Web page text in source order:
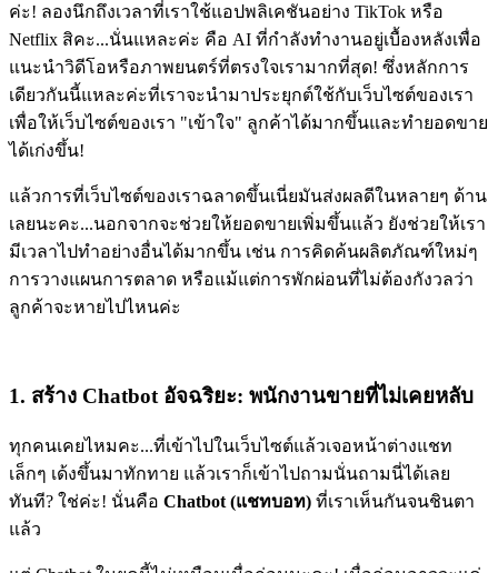
ค่ะ! ลองนึกถึงเวลาที่เราใช้แอปพลิเคชันอย่าง TikTok หรือ
Netflix สิคะ...นั่นแหละค่ะ คือ AI ที่กำลังทำงานอยู่เบื้องหลังเพื่อ
แนะนำวิดีโอหรือภาพยนตร์ที่ตรงใจเรามากที่สุด! ซึ่งหลักการ
เดียวกันนี้แหละค่ะที่เราจะนำมาประยุกต์ใช้กับเว็บไซต์ของเรา
เพื่อให้เว็บไซต์ของเรา "เข้าใจ" ลูกค้าได้มากขึ้นและทำยอดขาย
ได้เก่งขึ้น!
แล้วการที่เว็บไซต์ของเราฉลาดขึ้นเนี่ยมันส่งผลดีในหลายๆ ด้าน
เลยนะคะ...นอกจากจะช่วยให้ยอดขายเพิ่มขึ้นแล้ว ยังช่วยให้เรา
มีเวลาไปทำอย่างอื่นได้มากขึ้น เช่น การคิดค้นผลิตภัณฑ์ใหม่ๆ
การวางแผนการตลาด หรือแม้แต่การพักผ่อนที่ไม่ต้องกังวลว่า
ลูกค้าจะหายไปไหนค่ะ
1. สร้าง Chatbot อัจฉริยะ: พนักงานขายที่ไม่เคยหลับ
ทุกคนเคยไหมคะ...ที่เข้าไปในเว็บไซต์แล้วเจอหน้าต่างแชท
เล็กๆ เด้งขึ้นมาทักทาย แล้วเราก็เข้าไปถามนั่นถามนี่ได้เลย
ทันที? ใช่ค่ะ! นั่นคือ Chatbot (แชทบอท) ที่เราเห็นกันจนชินตา
แล้ว